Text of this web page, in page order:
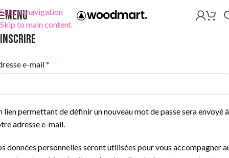
Skip to navigation
Skip to main content
MENU
e-mail*
lien permettant de définir un nouveau mot de passe sera envoyé à
adresse e-mail.
données personnelles seront utilisées pour vous accompagner